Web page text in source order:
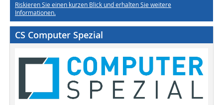
Riskieren Sie einen kurzen Blick und erhalten Sie weitere
Informationen.
CS Computer Spezial